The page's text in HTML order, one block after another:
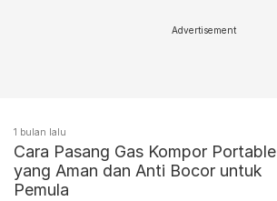
Advertisement
1 bulan lalu
Cara Pasang Gas Kompor Portable
yang Aman dan Anti Bocor untuk
Pemula